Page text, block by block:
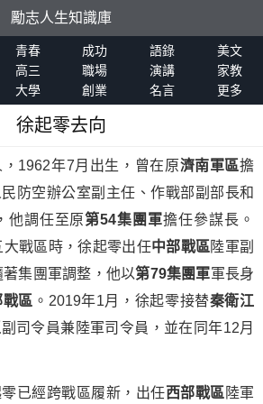
勵志人生知識庫
青春 成功 語錄
美文
高三 職場 演講
家教
大學 創業 名言 更多
徐起零去向
1962年7月出生，曾在原濟南軍區擔
防空辦公室副主任、作戰部副部長和
他調任至原第54集團軍擔任參謀長。
戰區時，徐起零出任中部戰區 陸軍副
集團軍調整，他以第79集團軍軍長身
區 。2019年1月，徐起零接替秦衛江
副司令員兼陸軍司令員，並在同年12月
已經跨戰區履新，出任西部戰區 陸軍